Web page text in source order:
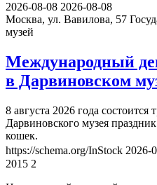
2026-08-08 2026-08-08
Москва, ул. Вавилова, 57
музей
Международный
в Дарвиновском
8 августа 2026 года
Дарвиновского музея
кошек.
https://schema.org/InStock 2026-
2015 2